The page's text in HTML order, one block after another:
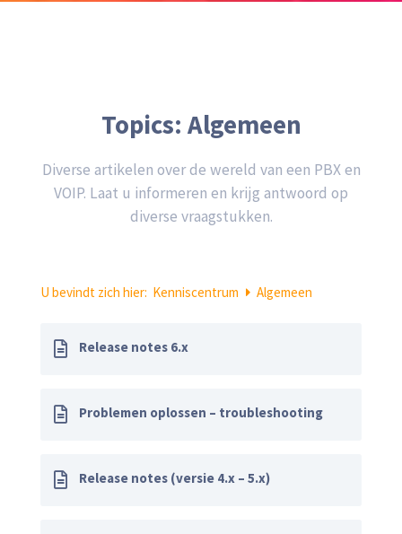
Topics: Algemeen
Diverse artikelen over de wereld van een PBX en
VOIP. Laat u informeren en krijg antwoord op
diverse vraagstukken.
U bevindt zich hier: Kenniscentrum Algemeen
Release notes 6.x
Problemen oplossen – troubleshooting
Release notes (versie 4.x – 5.x)